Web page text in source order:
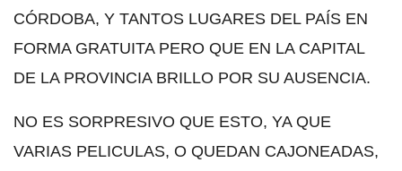
CÓRDOBA, Y TANTOS LUGARES DEL PAÍS EN
FORMA GRATUITA PERO QUE EN LA CAPITAL
DE LA PROVINCIA BRILLO POR SU AUSENCIA.
NO ES SORPRESIVO QUE ESTO, YA QUE
VARIAS PELICULAS, O QUEDAN CAJONEADAS,